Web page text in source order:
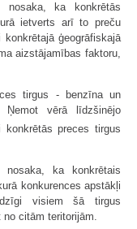
nosaka, ka konkrētās
ietverts arī to preču
ģeogrāfiskajā
aizstājamības faktoru,
tirgus - benzīna un
Ņemot vērā līdzšinējo
konkrētās preces tirgus
nosaka, ka konkrētais
konkurences apstākļi
visiem šā tirgus
citām teritorijām.